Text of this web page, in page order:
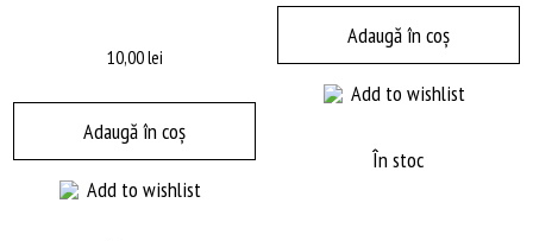
10,00lei
Adaugă în coș
Add to wishlist
Adaugă în coș
Add to wishlist
În stoc